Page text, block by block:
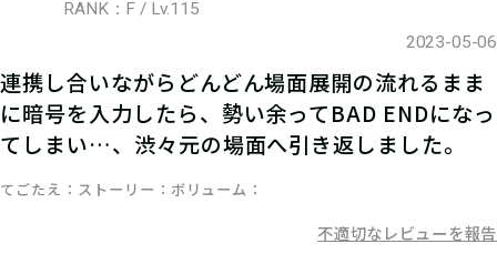
マイページで【クリアキーワード】を
入力して、ポイント手に入れよう！
RANK：F / Lv.115
2023-05-06
連携し合いながらどんどん場面展開の流れるまま
に暗号を入力したら、勢い余ってBAD ENDになっ
てしまい…、渋々元の場面へ引き返しました。
てごたえ ストーリー ボリューム
不適切なレビューを報告